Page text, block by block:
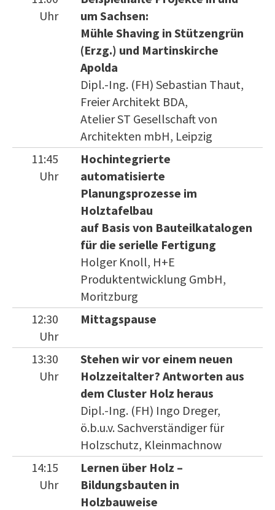
Uhr
um Sachsen:
Mühle Shaving in Stützengrün
(Erzg.) und Martinskirche
Apolda
Dipl.-Ing. (FH) Sebastian Thaut,
Freier Architekt BDA,
Atelier ST Gesellschaft von
Architekten mbH, Leipzig
11:45
Uhr
Hochintegrierte
automatisierte
Planungsprozesse im
Holztafelbau
auf Basis von Bauteilkatalogen
für die serielle Fertigung
Holger Knoll, H+E
Produktentwicklung GmbH,
Moritzburg
12:30
Uhr
Mittagspause
13:30
Uhr
Stehen wir vor einem neuen
Holzzeitalter? Antworten aus
dem Cluster Holz heraus
Dipl.-Ing. (FH) Ingo Dreger,
ö.b.u.v. Sachverständiger für
Holzschutz, Kleinmachnow
14:15
Uhr
Lernen über Holz –
Bildungsbauten in
Holzbauweise